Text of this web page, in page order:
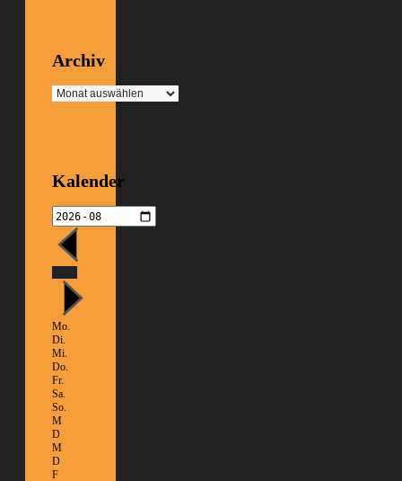
Archiv
Archiv
Kalender
Mo.
Di.
Mi.
Do.
Fr.
Sa.
So.
M
D
M
D
F